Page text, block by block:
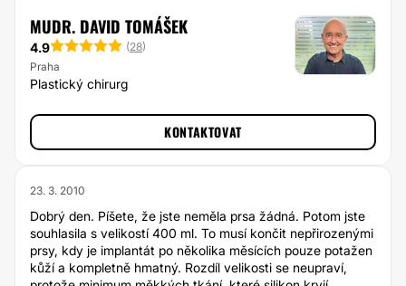
MUDR. DAVID TOMÁŠEK
4.9 (28)
Praha
Plastický chirurg
KONTAKTOVAT
23. 3. 2010
Dobrý den. Píšete, že jste neměla prsa žádná. Potom jste
souhlasila s velikostí 400 ml. To musí končit nepřirozenými
prsy, kdy je implantát po několika měsících pouze potažen
kůží a kompletně hmatný. Rozdíl velikosti se neupraví,